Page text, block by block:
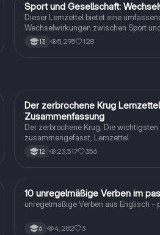
Sport
Sport und Gesellschaft:
Dieser Lernzettel bietet eine
Wechselwirkungen zwischen Sport
einschließlich der Themen
Trainingslehre und deren
Sports ab.
13 5,295 128
Deutsch
Der zerbrochene Krug
Zusammenfassung
Der zerbrochene Krug, Die
zusammengefasst, Lernzettel
12 23,517 356
1 Englisch
10 unregelmäßige Verben im
unregelmäßige Verben aus Englisch -
6 4,282 3